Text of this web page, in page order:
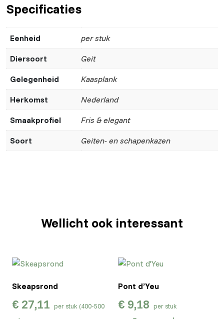
Specificaties
Eenheid per stuk
Diersoort Geit
Gelegenheid Kaasplank
Herkomst Nederland
Smaakprofiel Fris & elegant
Soort Geiten- en schapenkazen
Wellicht ook interessant
Skeapsrond
€ 27,11 per stuk (400-500
Pont d’Yeu
€ 9,18 per stuk